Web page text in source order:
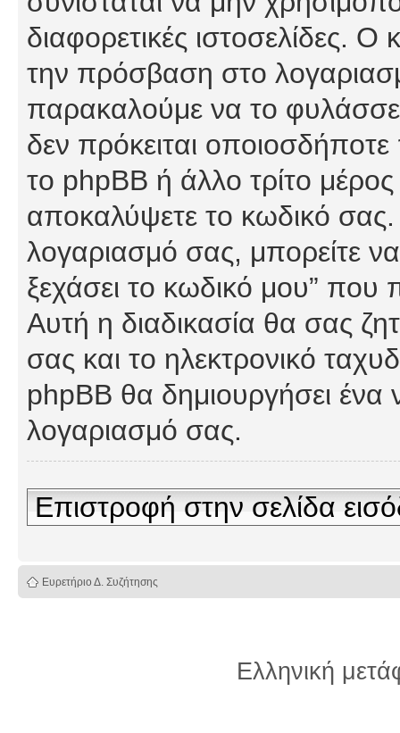
διαφορετικές ιστοσελίδες.
την πρόσβαση στο
παρακαλούμε να το
δεν πρόκειται
το phpBB ή άλλο τρίτο
αποκαλύψετε το κωδικό σας.
λογαριασμό σας, μπορείτε
ξεχάσει το κωδικό μου” που
Αυτή η διαδικασία θα σας
σας και το ηλεκτρονικό
phpBB θα δημιουργήσει ένα
λογαριασμό σας.
Επιστροφή στην σελίδα
Ευρετήριο Δ. Συζήτησης
Ελληνική